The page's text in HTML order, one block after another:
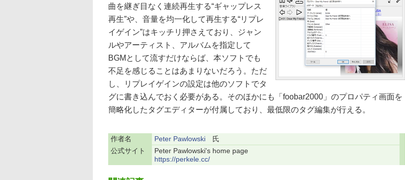
曲を継ぎ目なく連続再生する“ギャップレス
再生”や、音量を均一化して再生する“リプレ
イゲイン”はキッチリ押さえており、ジャン
ルやアーティスト、アルバムを指定して
BGMとして流すだけならば、本ソフトでも
不足を感じることはあまりないだろう。ただ
し、リプレイゲインの設定は他のソフトでタ
グに書き込んでおく必要がある。そのほかにも「foobar2000」のプロパティ画面を
簡略化したタグエディターが付属しており、最低限のタグ編集が行える。
作者名 Peter Pawlowski氏
公式サイト
Peter Pawlowski's home page
https://perkele.cc/